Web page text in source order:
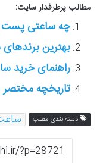
مطالب پرطرفدار سایت:
چه ساعتی پست
بهترین
راهنمای خرید
تاریخچه مختصر
دسته بندی مطلب